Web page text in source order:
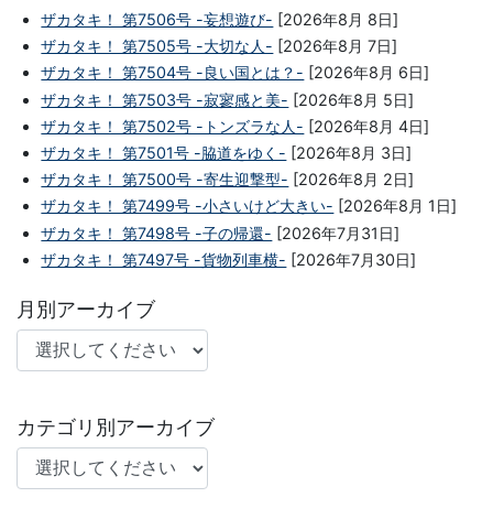
ザカタキ！ 第7506号 -妄想遊び- [2026年8月 8日]
ザカタキ！ 第7505号 -大切な人- [2026年8月 7日]
ザカタキ！ 第7504号 -良い国とは？- [2026年8月 6日]
ザカタキ！ 第7503号 -寂寥感と美- [2026年8月 5日]
ザカタキ！ 第7502号 -トンズラな人- [2026年8月 4日]
ザカタキ！ 第7501号 -脇道をゆく- [2026年8月 3日]
ザカタキ！ 第7500号 -寄生迎撃型- [2026年8月 2日]
ザカタキ！ 第7499号 -小さいけど大きい- [2026年8月 1日]
ザカタキ！ 第7498号 -子の帰還- [2026年7月31日]
ザカタキ！ 第7497号 -貨物列車横- [2026年7月30日]
月別アーカイブ
カテゴリ別アーカイブ